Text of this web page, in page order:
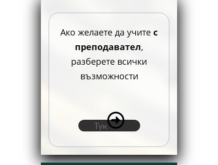
Ако желаете да учите с
преподавател,
разберете всички
възможности
Тук